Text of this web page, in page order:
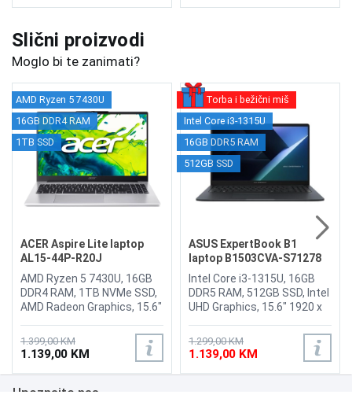
Slični proizvodi
Moglo bi te zanimati?
AMD Ryzen 5 7430U
16GB DDR4 RAM
1TB SSD
ACER Aspire Lite laptop
AL15-44P-R20J
AMD Ryzen 5 7430U, 16GB
DDR4 RAM, 1TB NVMe SSD,
AMD Radeon Graphics, 15.6"
WebCam, LAN, Wi-Fi 6,
Bluetooth 5.1, HDMI, 2x USB
2.0, 2x USB 3.2 Type-A, USB
Type-C,
headphone/microphone
1.399,00 KM
1.139,00 KM
Torba i bežični miš
Intel Core i3-1315U
16GB DDR5 RAM
512GB SSD
ASUS ExpertBook B1
laptop B1503CVA-S71278
Intel Core i3-1315U, 16GB
DDR5 RAM, 512GB SSD, Intel
UHD Graphics, 15.6" 1920 x
720p HD camera With
privacy shutter, Wi-Fi 6,
Bluetooth 5.3, 2x USB 3.0, 1x
USB-C, 2 x USB 3.2 Tip-C
1.299,00 KM
1.139,00 KM
Upoznajte nas